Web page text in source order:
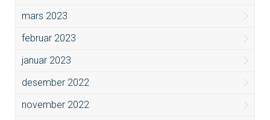
mars 2023
februar 2023
januar 2023
desember 2022
november 2022